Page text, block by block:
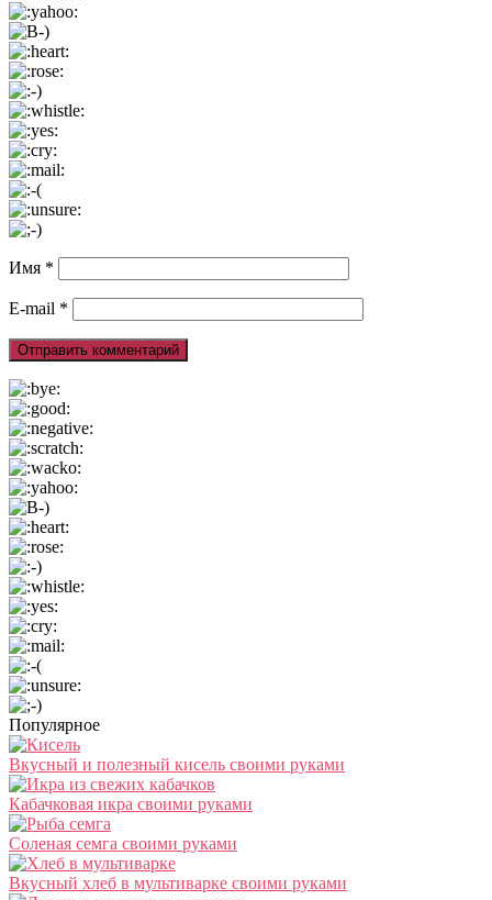
Имя *
E-mail *
Популярное
Вкусный и полезный кисель своими руками
Кабачковая икра своими руками
Соленая семга своими руками
Вкусный хлеб в мультиварке своими руками